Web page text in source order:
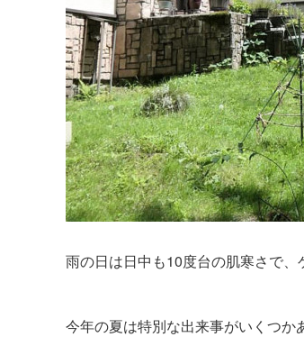
雨の日は日中も10度台の肌寒さで、
今年の夏は特別な出来事がいくつか